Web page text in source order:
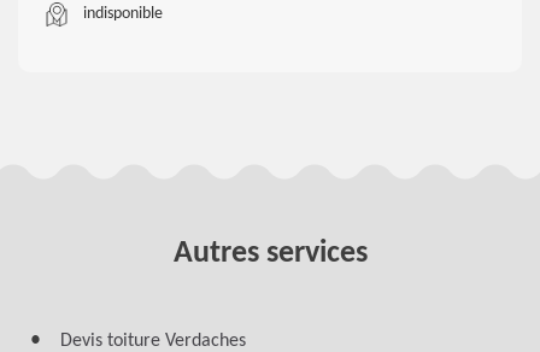
indisponible
Autres services
Devis toiture Verdaches